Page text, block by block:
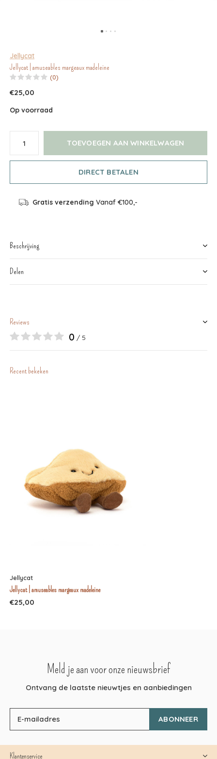
Jellycat
Jellycat | amuseables margeaux madeleine
(0)
€25,00
Op voorraad
TOEVOEGEN AAN WINKELWAGEN
DIRECT BETALEN
Gratis verzending Vanaf €100,-
Beschrijving
Delen
Reviews
0 / 5
Recent bekeken
Jellycat
Jellycat | amuseables margeaux madeleine
€25,00
Meld je aan voor onze nieuwsbrief
Ontvang de laatste nieuwtjes en aanbiedingen
ABONNEER
Klantenservice